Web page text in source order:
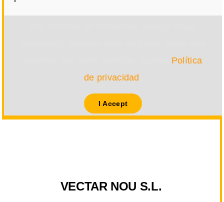
Política
de privacidad
I Accept
VECTAR NOU S.L.